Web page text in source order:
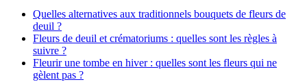
Quelles alternatives aux traditionnels bouquets de fleurs de
deuil ?
Fleurs de deuil et crématoriums : quelles sont les règles à
suivre ?
Fleurir une tombe en hiver : quelles sont les fleurs qui ne
gèlent pas ?